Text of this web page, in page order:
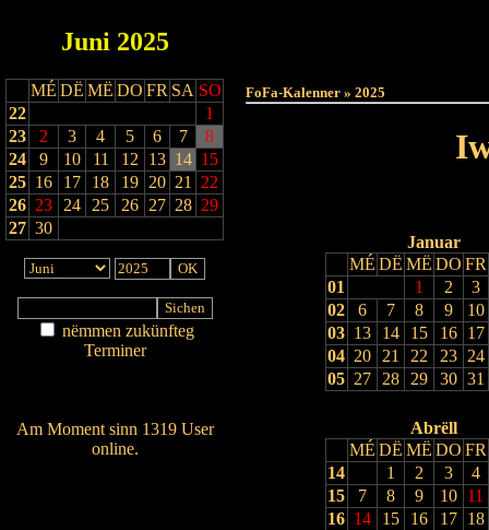
Juni 2025
MÉ DË MË DO FR SA SO
22
1
23
2 3 4 5 6 7
8
24
9 10 11 12 13 14 15
25 16 17 18 19 20 21
22
26 23 24 25 26 27 28 29
27 30
nëmmen zukünfteg
Terminer
Am Moment sinn 1319 User
online.
FoFa-Kalenner » 2025
Januar
MÉ DË MË DO FR
01
1 2
3
02
6 7 8 9
10
03 13 14 15 16
17
04 20 21 22 23
24
05 27 28 29 30 31
Abrëll
MÉ DË MË DO FR
14
1 2 3
4
15
7 8 9 10
11
16 14 15 16 17
18